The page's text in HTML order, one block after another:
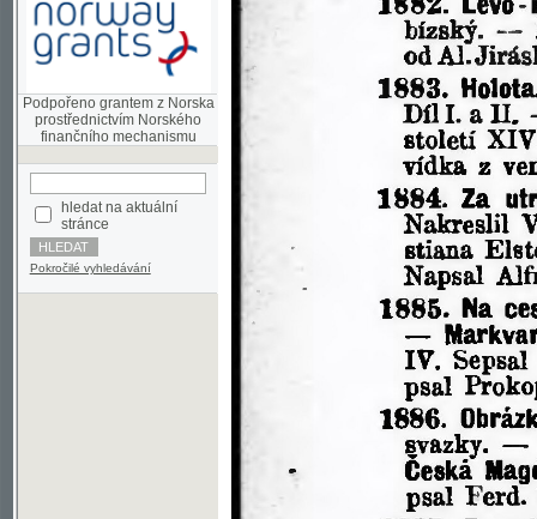
Podpořeno grantem z Norska
prostřednictvím Norského
hledat na aktuální
stránce
Pokročilé vyhledávání